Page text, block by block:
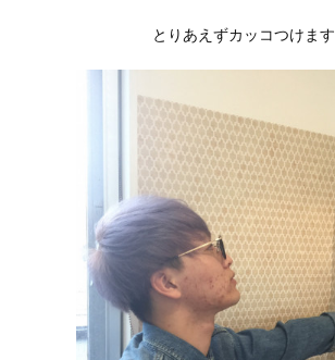
とりあえずカッコつけます